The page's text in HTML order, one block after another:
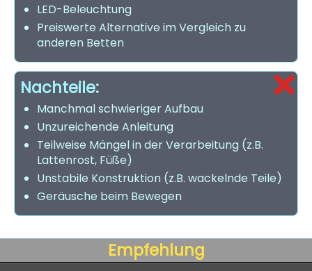
LED-Beleuchtung
Preiswerte Alternative im Vergleich zu
anderen Betten
Nachteile:
Manchmal schwieriger Aufbau
Unzureichende Anleitung
Teilweise Mängel in der Verarbeitung (z.B.
Lattenrost, Füße)
Unstabile Konstruktion (z.B. wackelnde Teile)
Geräusche beim Bewegen
Empfehlung